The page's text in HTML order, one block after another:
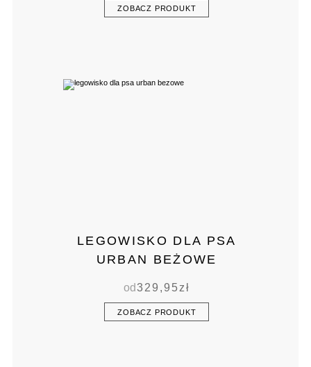
ZOBACZ PRODUKT
LEGOWISKO DLA PSA
URBAN BEŻOWE
od329,95zł
ZOBACZ PRODUKT